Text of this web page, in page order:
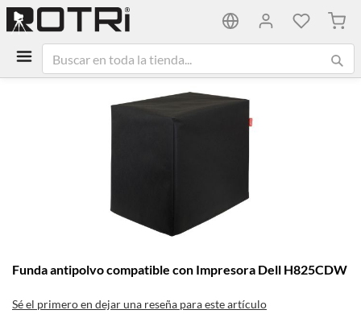
Mi
al
de
Funda antipolvo compatible con Impresora Dell H825CDW
Sé el primero en dejar una reseña para este artículo